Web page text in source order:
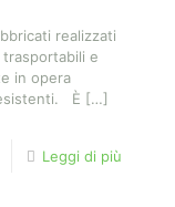
realizzati
e
in opera
È […]
Leggi di più